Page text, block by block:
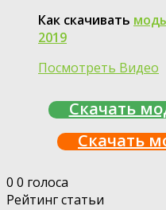
Как скачивать
2019
Посмотреть Видео
Скачать
Скачать
0 0 голоса
Рейтинг статьи